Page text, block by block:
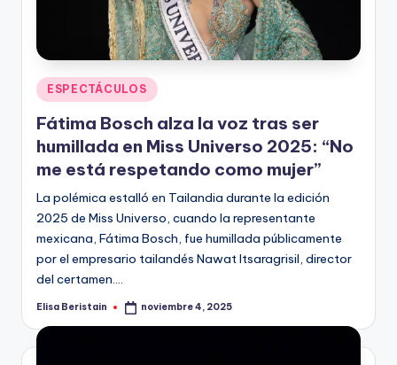
Publicado
en
ESPECTÁCULOS
Fátima Bosch alza la voz tras ser
humillada en Miss Universo 2025: “No
me está respetando como mujer”
La polémica estalló en Tailandia durante la edición
2025 de Miss Universo, cuando la representante
mexicana, Fátima Bosch, fue humillada públicamente
por el empresario tailandés Nawat Itsaragrisil, director
del certamen.…
Publicado
Elisa Beristain noviembre 4, 2025